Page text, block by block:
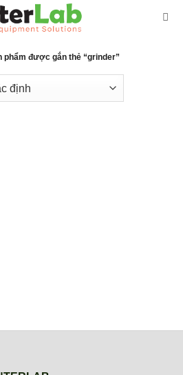
phẩm được gắn thẻ “grinder”